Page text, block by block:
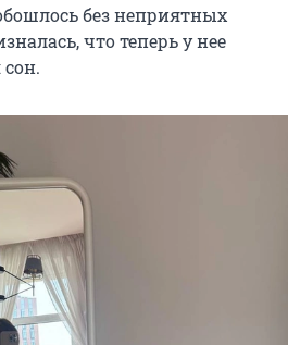
без неприятных
что теперь у нее